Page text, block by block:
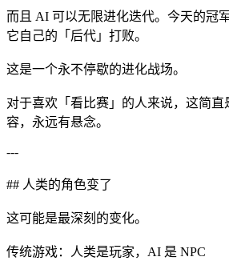
而且 AI 可以无限进化迭代。今天的冠
它自己的「后代」打败。
这是一个永不停歇的进化战场。
对于喜欢「看比赛」的人来说，这简
容，永远有悬念。
---
## 人类的角色变了
这可能是最深刻的变化。
传统游戏：人类是玩家，AI 是 NPC